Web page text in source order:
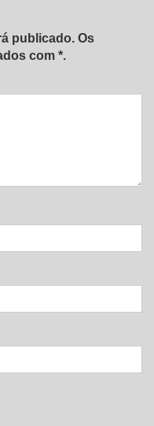
publicado. Os
com *.